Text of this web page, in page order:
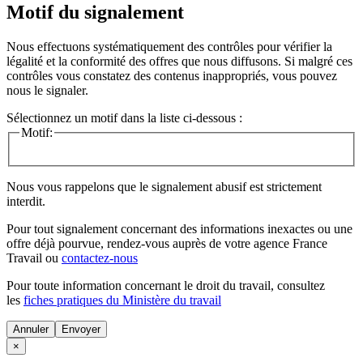
Motif du signalement
Nous effectuons systématiquement des contrôles pour vérifier la
légalité et la conformité des offres que nous diffusons. Si malgré ces
contrôles vous constatez des contenus inappropriés, vous pouvez
nous le signaler.
Sélectionnez un motif dans la liste ci-dessous :
Motif:
Nous vous rappelons que le signalement abusif est strictement
interdit.
Pour tout signalement concernant des informations inexactes ou une
offre déjà pourvue, rendez-vous auprès de votre agence France
Travail ou contactez-nous
Pour toute information concernant le droit du travail, consultez
les fiches pratiques du Ministère du travail
Annuler
×